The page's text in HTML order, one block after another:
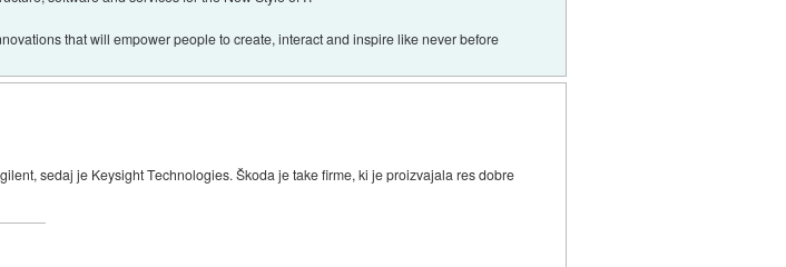
that will empower people to create, interact and inspire like never before
sedaj je Keysight Technologies. Škoda je take firme, ki je proizvajala res dobre